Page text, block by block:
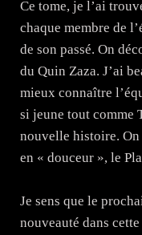
Ce tome, je l’ai
chaque membre de
de son passé. On
du Quin Zaza. J’ai
mieux connaître
si jeune tout comme
nouvelle histoire. On
en « douceur », le
Je sens que le
nouveauté dans